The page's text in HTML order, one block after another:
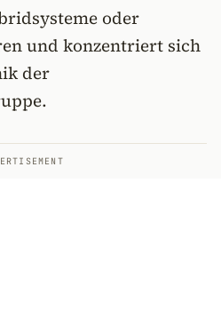
oder
und konzentriert sich
der